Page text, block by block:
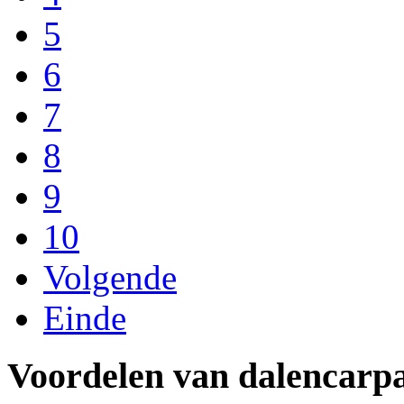
5
6
7
8
9
10
Volgende
Einde
Voordelen van